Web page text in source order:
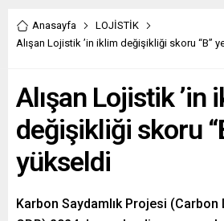
Anasayfa
LOJİSTİK
Alışan Lojistik ’in iklim değişikliği skoru “B”
Alışan Lojistik ’in
değişikliği skoru
yükseldi
Karbon Saydamlık Projesi